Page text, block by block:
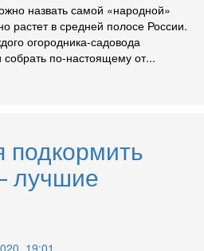
назвать самой «народной»
растет в средней полосе России.
огородника-садовода
собрать по-настоящему от...
лучшие
19:01